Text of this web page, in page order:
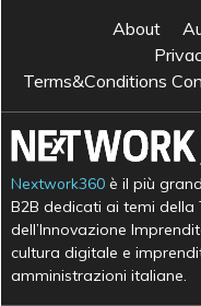
About
Terms&Conditions
Nextwork360 è il più
B2B dedicati ai temi
dell’Innovazione
cultura digitale e
amministrazioni italiane.